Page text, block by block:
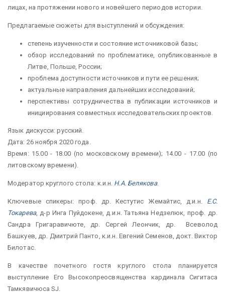
лицах, на протяжении нового и новейшего периодов истории.
Предлагаемые сюжеты для выступлений и обсуждения:
степень изученности и состояние источниковой базы;
обзор исследований по проблематике, опубликованные в
Литве, Польше, России;
проблема доступности источников и пути ее решения;
актуальные направления дальнейших исследований;
перспективы сотрудничества в публикации источников и
инициирования совместных исследовательских проектов.
Язык дискусси: русский.
Дата: 26 ноября 2020 года.
Время: 15.00 - 18.00 (по московскому времени); 14.00 - 17.00 (по
литовскому времени).
Модератор круглого стола: к.и.н. Н.А. Белякова.
Ключевые спикеры: проф. др. Кестутис Жемайтис, д.и.н. Е.С.
Токарева, д-р Инга Пуйдокене, д.и.н. Татьяна Недзелюк, проф. др.
Сандра Григаравичюте, др. Сергей Леончик, др. Всеволод
Башкуев, др. Дмитрий Панто, к.и.н. Евгений Семенов, докт. Виктор
Билотас.
В качестве почетного гостя круглого стола планируется
выступление Его Высокопреосвященства кардинала Сигитаса
Тамкявичюса SJ.